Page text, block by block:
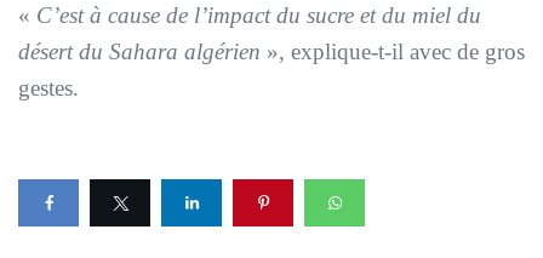
« C’est à cause de l’impact du sucre et du miel du
désert du Sahara algérien », explique-t-il avec de gros
gestes.